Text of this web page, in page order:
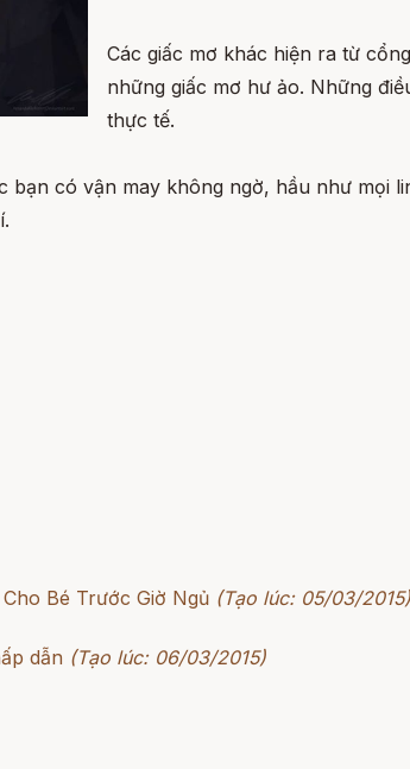
Các giấc mơ khác hiện ra từ
những giấc mơ hư ảo. Những
thực tế.
có vận may không ngờ, hầu như mọi
Bé Trước Giờ Ngủ (Tạo lúc: 05/03/2015)
dẫn (Tạo lúc: 06/03/2015)